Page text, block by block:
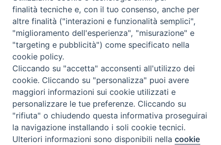
Copyright © 2026 Diocesi di Bergamo - C. F. 01072200163 - Tutti i
diritti riservati. -Note legali -Privacy policy
Preferenze Cookie
finalità tecniche e, con il tuo consenso, anche per
altre finalità ("interazioni e funzionalità semplici",
"miglioramento dell'esperienza", "misurazione" e
"targeting e pubblicità") come specificato nella
cookie policy.
Cliccando su "accetta" acconsenti all'utilizzo dei
cookie. Cliccando su "personalizza" puoi avere
maggiori informazioni sui cookie utilizzati e
personalizzare le tue preferenze. Cliccando su
"rifiuta" o chiudendo questa informativa proseguirai
la navigazione installando i soli cookie tecnici.
Ulteriori informazioni sono disponibili nellacookie